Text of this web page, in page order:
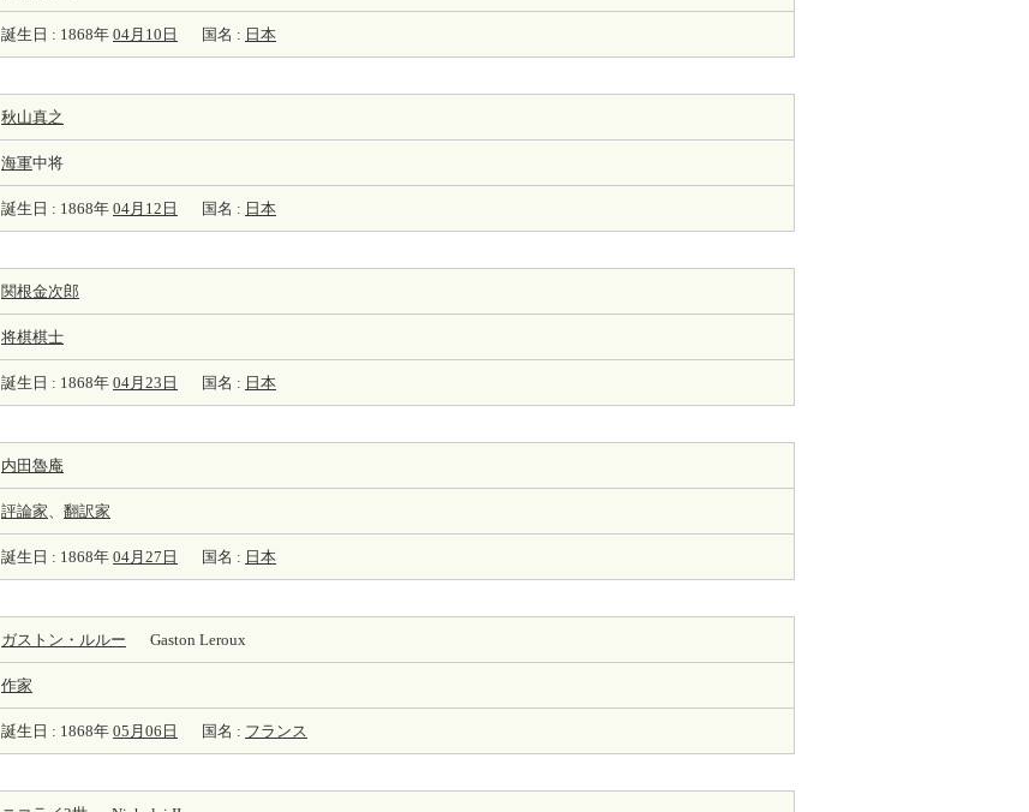
誕生日 : 1868年 04月10日 国名 : 日本
秋山真之
海軍中将
誕生日 : 1868年 04月12日 国名 : 日本
関根金次郎
将棋棋士
誕生日 : 1868年 04月23日 国名 : 日本
内田魯庵
評論家、 翻訳家
誕生日 : 1868年 04月27日 国名 : 日本
ガストン・ルルー Gaston Leroux
作家
誕生日 : 1868年 05月06日 国名 : フランス